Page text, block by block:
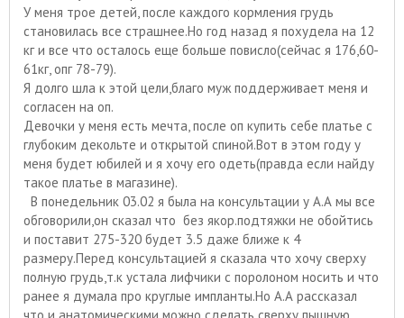
У меня трое детей, после каждого кормления грудь
становилась все страшнее.Но год назад я похудела на 12
кг и все что осталось еще больше повисло(сейчас я 176,60-
61кг, опг 78-79).
Я долго шла к этой цели,благо муж поддерживает меня и
согласен на оп.
Девочки у меня есть мечта, после оп купить себе платье с
глубоким декольте и открытой спиной.Вот в этом году у
меня будет юбилей и я хочу его одеть(правда если найду
такое платье в магазине).
В понедельник 03.02 я была на консультации у А.А мы все
обговорили,он сказал что без якор.подтяжки не обойтись
и поставит 275-320 будет 3.5 даже ближе к 4
размеру.Перед консультацией я сказала что хочу сверху
полную грудь,т.к устала лифчики с поролоном носить и что
ранее я думала про круглые импланты.Но А.А рассказал